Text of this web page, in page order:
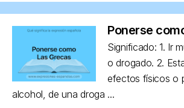
Ponerse
Significado: 1. Ir
o drogado. 2.
efectos físicos o
alcohol, de una droga ...